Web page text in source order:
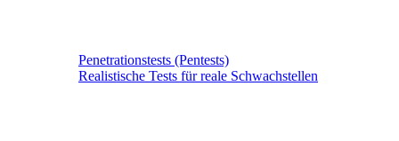
Penetrationstests (Pentests)
Realistische Tests für reale Schwachstellen